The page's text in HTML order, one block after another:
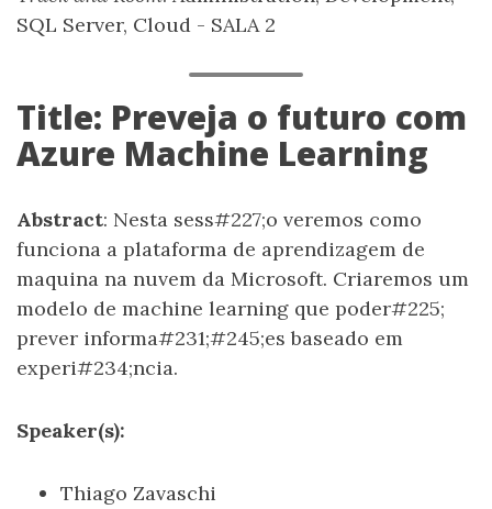
SQL Server, Cloud - SALA 2
Title: Preveja o futuro com
Azure Machine Learning
Abstract: Nesta sess#227;o veremos como
funciona a plataforma de aprendizagem de
maquina na nuvem da Microsoft. Criaremos um
modelo de machine learning que poder#225;
prever informa#231;#245;es baseado em
experi#234;ncia.
Speaker(s):
Thiago Zavaschi